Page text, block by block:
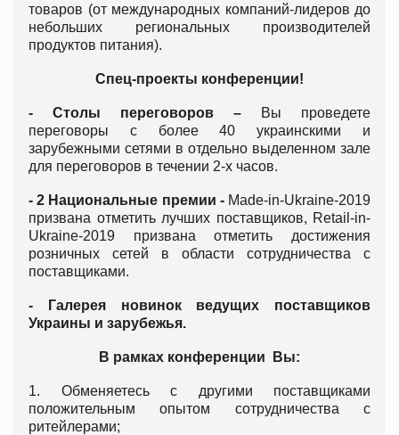
товаров (от международных компаний-лидеров до
небольших региональных производителей
продуктов питания).
Спец-проекты конференции!
- Столы переговоров – Вы проведете
переговоры с более 40 украинскими и
зарубежными сетями в отдельно выделенном зале
для переговоров в течении 2-х часов.
- 2 Национальные премии -Made-in-Ukraine-2019
призвана отметить лучших поставщиков, Retail-in-
Ukraine-2019 призвана отметить достижения
розничных сетей в области сотрудничества с
поставщиками.
- Галерея новинок ведущих поставщиков
Украины и зарубежья.
В рамках конференции Вы:
1. Обменяетесь с другими поставщиками
положительным опытом сотрудничества с
ритейлерами;